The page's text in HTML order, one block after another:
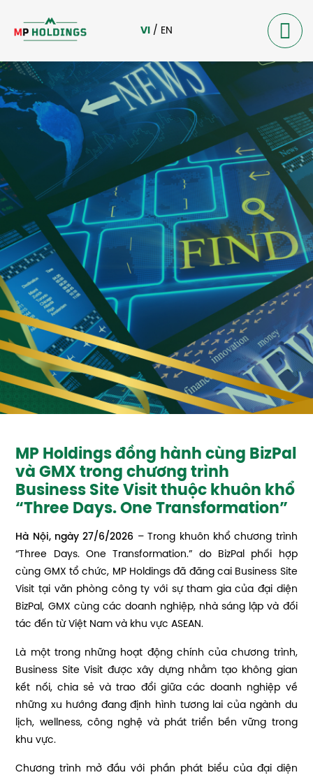
VI / EN
MP Holdings đồng hành cùng BizPal
và GMX trong chương trình
Business Site Visit thuộc khuôn khổ
“Three Days. One Transformation”
Hà Nội, ngày 27/6/2026 – Trong khuôn khổ chương trình
“Three Days. One Transformation.” do BizPal phối hợp
cùng GMX tổ chức, MP Holdings đã đăng cai Business Site
Visit tại văn phòng công ty với sự tham gia của đại diện
BizPal, GMX cùng các doanh nghiệp, nhà sáng lập và đối
tác đến từ Việt Nam và khu vực ASEAN.
Là một trong những hoạt động chính của chương trình,
Business Site Visit được xây dựng nhằm tạo không gian
kết nối, chia sẻ và trao đổi giữa các doanh nghiệp về
những xu hướng đang định hình tương lai của ngành du
lịch, wellness, công nghệ và phát triển bền vững trong
khu vực.
Chương trình mở đầu với phần phát biểu của đại diện